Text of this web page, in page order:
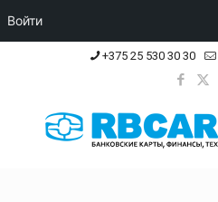
+375 25 530 30 30
Войти